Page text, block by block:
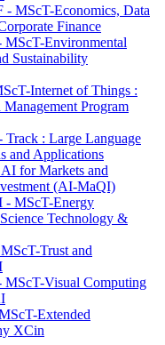
MScT-Economics, Data
Finance
Environmental
Sustainability
Internet of Things :
Program
: Large Language
and Applications
for Markets and
(AI-MaQI)
- MScT-Energy
Technology &
Trust and
Visual Computing
Extended
XCin